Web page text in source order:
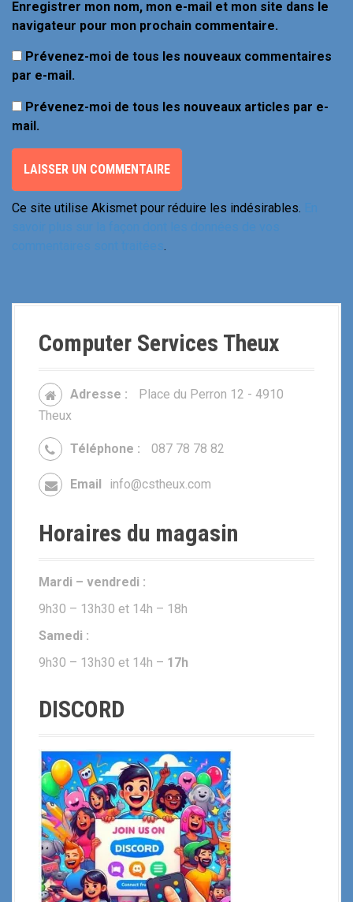
Enregistrer mon nom, mon e-mail et mon site dans le
navigateur pour mon prochain commentaire.
Prévenez-moi de tous les nouveaux commentaires
par e-mail.
Prévenez-moi de tous les nouveaux articles par e-
mail.
Ce site utilise Akismet pour réduire les indésirables.
.
Computer Services Theux
Adresse :
Place du Perron 12 - 4910
Theux
Téléphone : 087 78 78 82
Email info@cstheux.com
Horaires du magasin
Mardi – vendredi :
9h30 – 13h30 et 14h – 18h
Samedi :
9h30 – 13h30 et 14h – 17h
DISCORD